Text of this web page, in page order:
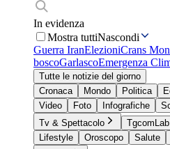
In evidenza
Mostra tuttiNascondi
Guerra IranElezioniCrans
boscoGarlascoEmergenza
Tutte le notizie del giorno
Cronaca
Mondo Politica
Video
Foto Infografiche
Tv & Spettacolo
TgcomLab
Lifestyle
Oroscopo Salute